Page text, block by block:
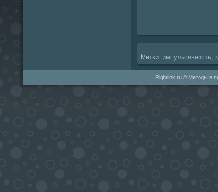
Метки: импульсивность
Rightlink.ru © Методы в